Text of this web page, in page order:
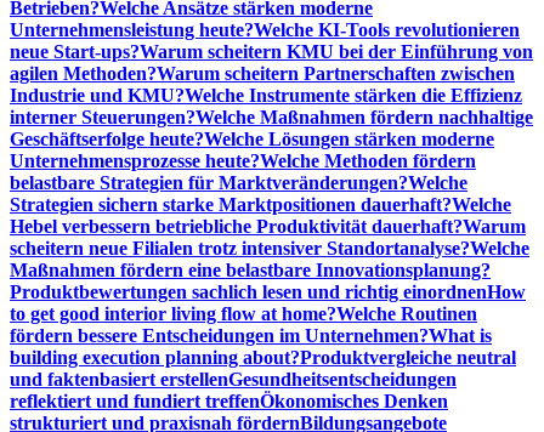
Betrieben?Welche Ansätze stärken moderne
Unternehmensleistung heute?Welche KI-Tools revolutionieren
neue Start-ups?Warum scheitern KMU bei der Einführung von
agilen Methoden?Warum scheitern Partnerschaften zwischen
Industrie und KMU?Welche Instrumente stärken die Effizienz
interner Steuerungen?Welche Maßnahmen fördern nachhaltige
Geschäftserfolge heute?Welche Lösungen stärken moderne
Unternehmensprozesse heute?Welche Methoden fördern
belastbare Strategien für Marktveränderungen?Welche
Strategien sichern starke Marktpositionen dauerhaft?Welche
Hebel verbessern betriebliche Produktivität dauerhaft?Warum
scheitern neue Filialen trotz intensiver Standortanalyse?Welche
Maßnahmen fördern eine belastbare Innovationsplanung?
Produktbewertungen sachlich lesen und richtig einordnenHow
to get good interior living flow at home?Welche Routinen
fördern bessere Entscheidungen im Unternehmen?What is
building execution planning about?Produktvergleiche neutral
und faktenbasiert erstellenGesundheitsentscheidungen
reflektiert und fundiert treffenÖkonomisches Denken
strukturiert und praxisnah fördernBildungsangebote